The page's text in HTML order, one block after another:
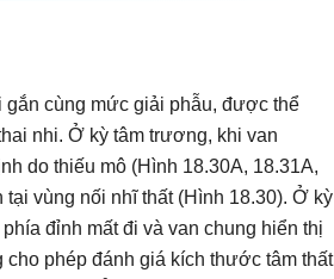
gắn cùng mức giải phẫu, được thể
nhi. Ở kỳ tâm trương, khi van
do thiếu mô (Hình 18.30A, 18.31A,
vùng nối nhĩ thất (Hình 18.30). Ở kỳ
đỉnh mất đi và van chung hiển thị
phép đánh giá kích thước tâm thất